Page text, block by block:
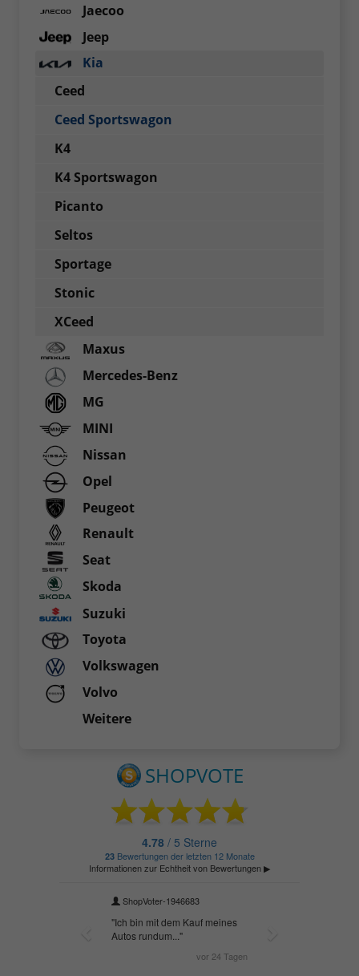
Jaecoo
Jeep
Kia
Ceed
Ceed Sportswagon
K4
K4 Sportswagon
Picanto
Seltos
Sportage
Stonic
XCeed
Maxus
Mercedes-Benz
MG
MINI
Nissan
Opel
Peugeot
Renault
Seat
Skoda
Suzuki
Toyota
Volkswagen
Volvo
Weitere